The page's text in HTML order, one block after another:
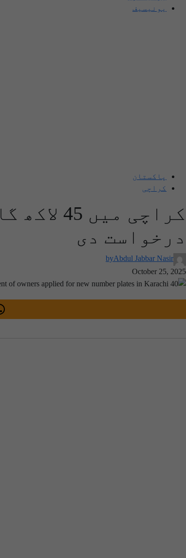
یونیسیف
پاکستان
کراچی
درخواست دی
byAbdul Jabbar Nasir
October 25, 2025